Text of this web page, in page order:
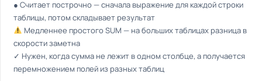
● Считает построчно — сначала выражение для каждой строки
таблицы, потом складывает результат
Медленнее простого SUM — на больших таблицах разница в
скорости заметна
✓ Нужен, когда сумма не лежит в одном столбце, а получается
перемножением полей из разных таблиц